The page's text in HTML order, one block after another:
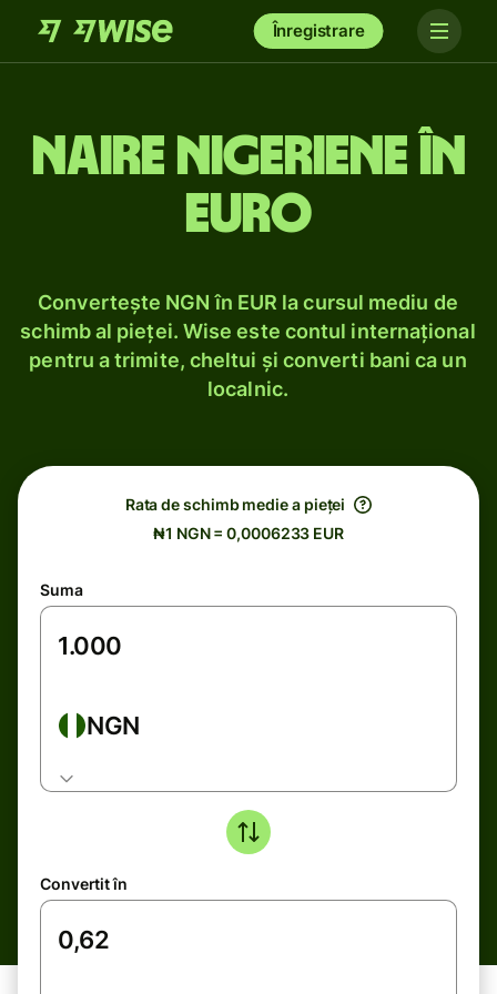
Înregistrare
Naire nigeriene în
euro
Convertește NGN în EUR la cursul mediu de
schimb al pieței. Wise este contul internațional
pentru a trimite, cheltui și converti bani ca un
localnic.
Rata de schimb medie a pieței
₦1 NGN = 0,0006233 EUR
Suma
NGN
Convertit în